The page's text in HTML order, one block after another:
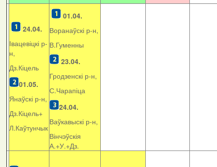
24.04.
Івацевіцкі р-
н,
Дз.Кіцель
01.05.
Янаўскі р-н,
Дз.Кіцель+
Л.Каўтунчык
01.04.
Воранаўскі р-н,
В.Гуменны
23.04.
Гродзенскі р-н,
С.Чарапіца
24.04.
Ваўкавыскі р-н,
Вінчэўскія
А.+У.+Дз.